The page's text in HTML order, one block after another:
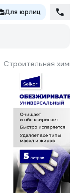
Для юрлиц
Строительная химия